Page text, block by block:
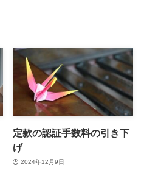
定款の認証手数料の引き下
げ
2024年12月9日